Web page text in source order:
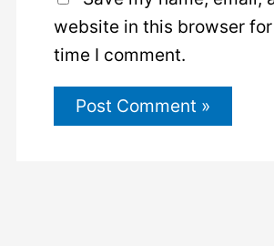
website in this browser
time I comment.